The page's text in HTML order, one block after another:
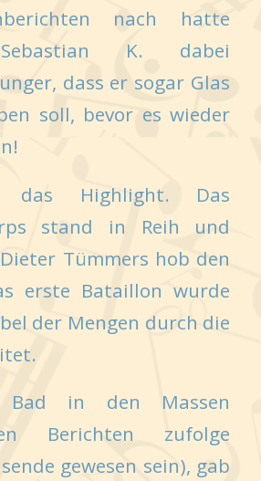
nach hatte
K. dabei
dass er sogar Glas
soll, bevor es wieder
das Highlight. Das
stand in Reih und
Tümmers hob den
erste Bataillon wurde
der Mengen durch die
Bad in den Massen
Berichten zufolge
gewesen sein), gab